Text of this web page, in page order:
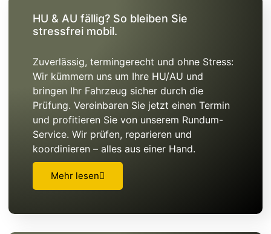
HU & AU fällig? So bleiben Sie
stressfrei mobil.
Zuverlässig, termingerecht und ohne Stress:
Wir kümmern uns um Ihre HU/AU und
bringen Ihr Fahrzeug sicher durch die
Prüfung. Vereinbaren Sie jetzt einen Termin
und profitieren Sie von unserem Rundum-
Service. Wir prüfen, reparieren und
koordinieren – alles aus einer Hand.
Mehr lesen